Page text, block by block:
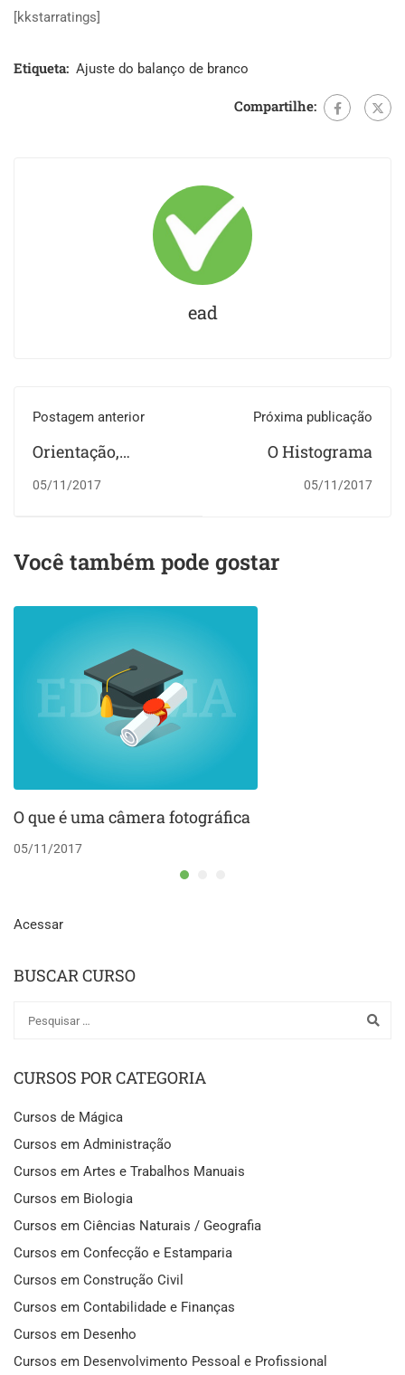
[kkstarratings]
Etiqueta: Ajuste do balanço de branco
Compartilhe:
ead
Postagem anterior
Orientação,
Proporção e
05/11/2017
Próxima publicação
O Histograma
05/11/2017
Você também pode gostar
O que é uma câmera fotográfica
05/11/2017
Acessar
BUSCAR CURSO
CURSOS POR CATEGORIA
Cursos de Mágica
Cursos em Administração
Cursos em Artes e Trabalhos Manuais
Cursos em Biologia
Cursos em Ciências Naturais / Geografia
Cursos em Confecção e Estamparia
Cursos em Construção Civil
Cursos em Contabilidade e Finanças
Cursos em Desenho
Cursos em Desenvolvimento Pessoal e Profissional